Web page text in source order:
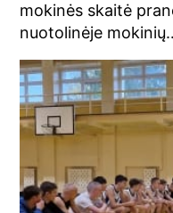
mokinės skaitė
nuotolinėje